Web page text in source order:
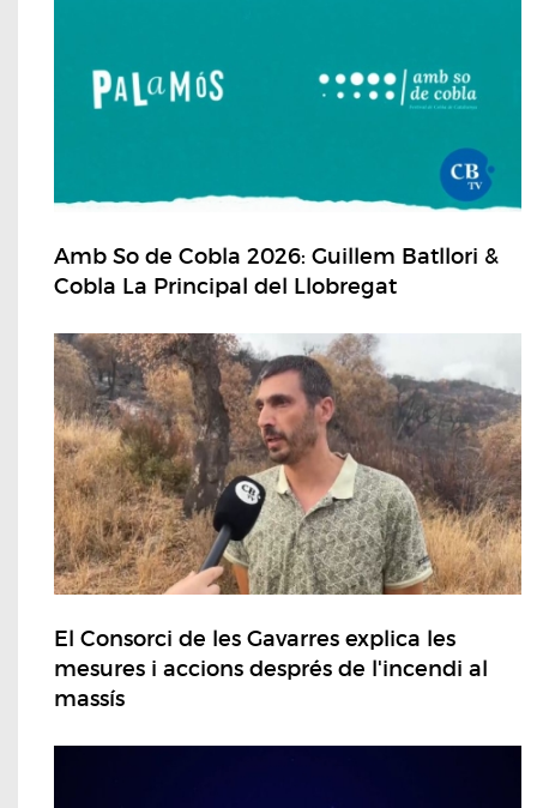
Amb So de Cobla 2026: Guillem Batllori &
Cobla La Principal del Llobregat
El Consorci de les Gavarres explica les
mesures i accions després de l'incendi al
massís